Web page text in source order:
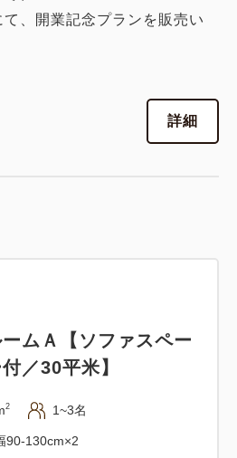
、開業記念プランを販売い
詳細
ムＡ【ソファスペー
／30平米】
2 1~3名
90-130cm×2